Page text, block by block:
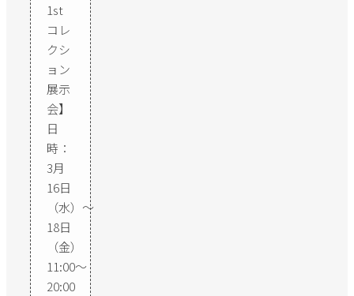
1st
コレ
クシ
ョン
展示
会】
日
時：
3月
16日
（水）〜
18日
（金）
11:00〜
20:00